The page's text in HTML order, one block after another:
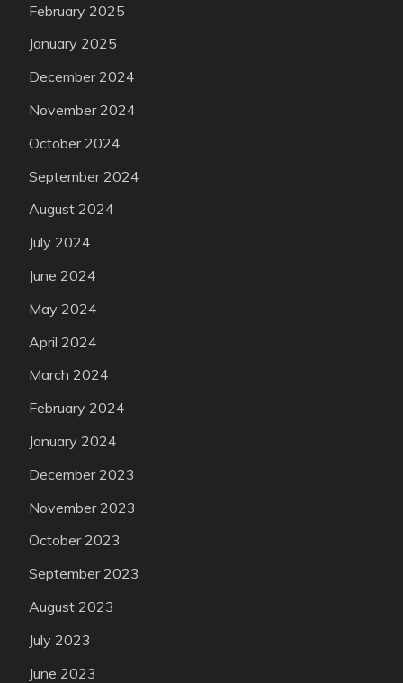
February 2025
January 2025
December 2024
November 2024
October 2024
September 2024
August 2024
July 2024
June 2024
May 2024
April 2024
March 2024
February 2024
January 2024
December 2023
November 2023
October 2023
September 2023
August 2023
July 2023
June 2023